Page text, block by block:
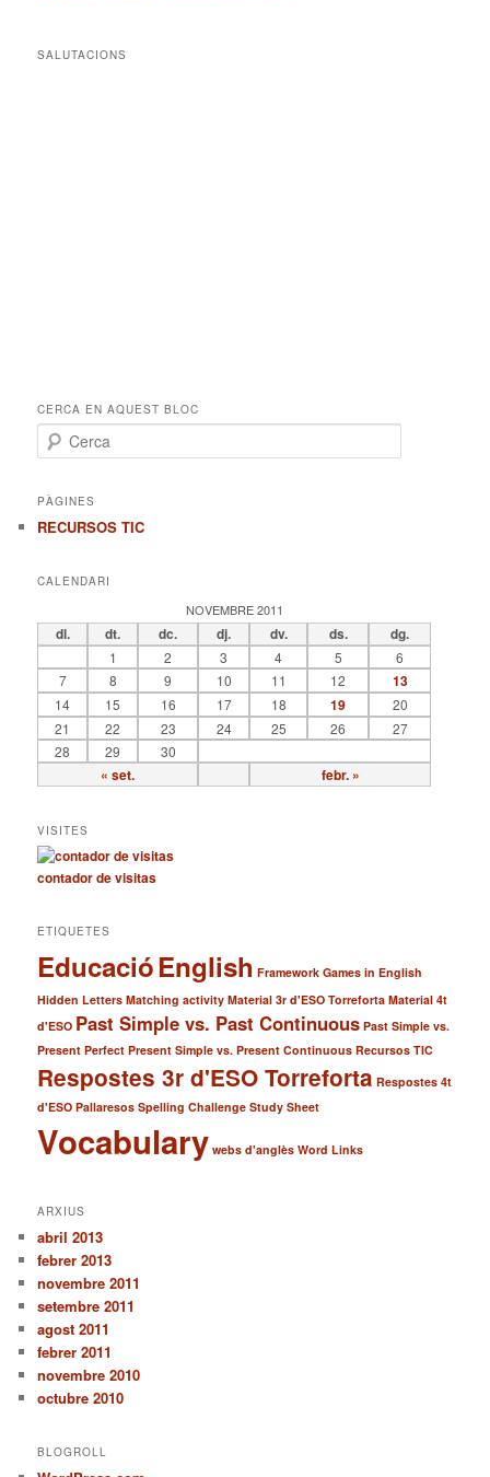
SALUTACIONS
CERCA EN AQUEST BLOC
e
c
PÀGINES
RECURSOS TIC
CALENDARI
NOVEMBRE 2011
dl. dt. dc. dj. dv. ds. dg.
« set. febr. »
1 2 3 4 5
6
7
8 9 10 11 12 13
14 15 16 17 18 19
20
21
22 23 24 25 26
27
28
29 30
VISITES
contador de visitas
ETIQUETES
EducacióEnglish Framework Games in English
Hidden Letters Matching activity Material 3r d'ESO Torreforta Material 4t
d'ESO Past Simple vs. Past Continuous Past Simple vs.
Present Perfect Present Simple vs. Present Continuous Recursos TIC
Respostes 3r d'ESO Torreforta Respostes 4t
d'ESO Pallaresos Spelling Challenge Study Sheet
Vocabulary webs d'anglès Word Links
ARXIUS
abril 2013
febrer 2013
novembre 2011
setembre 2011
agost 2011
febrer 2011
novembre 2010
octubre 2010
BLOGROLL